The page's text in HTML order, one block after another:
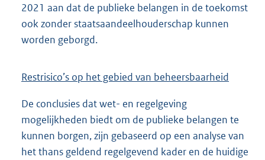
2021 aan dat de publieke belangen in de toekomst
ook zonder staatsaandeelhouderschap kunnen
worden geborgd.
Restrisico’s op het gebied van beheersbaarheid
De conclusies dat wet- en regelgeving
mogelijkheden biedt om de publieke belangen te
kunnen borgen, zijn gebaseerd op een analyse van
het thans geldend regelgevend kader en de huidige